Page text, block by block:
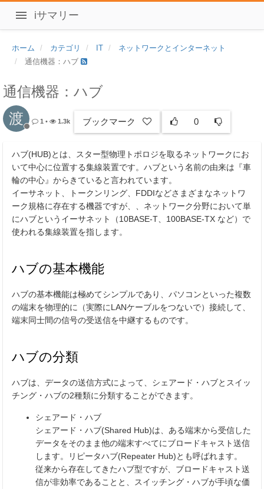
iサマリー
ホーム カテゴリ IT
ネットワークとインターネット
通信機器：ハブ
通信機器：ハブ
渡 1 • 1.3k ブックマーク 0
ハブ(HUB)とは、スター型物理トポロジを取るネットワークにお
いて中心に位置する集線装置です。ハブという名前の由来は『車
輪の中心』からきていると言われています。
イーサネット、トークンリング、FDDIなどさまざまなネットワ
ーク規格に存在する機器ですが、、ネットワーク分野において単
にハブというイーサネット（10BASE-T、100BASE-TX など）で
使われる集線装置を指します。
ハブの基本機能
ハブの基本機能は極めてシンプルであり、パソコンといった複数
の端末を物理的に（実際にLANケーブルをつないで）接続して、
端末同士間の信号の受送信を中継するものです。
ハブの分類
ハブは、データの送信方式によって、シェアード・ハブとスイッ
チング・ハブの2種類に分類することができます。
シェアード・ハブ
シェアード・ハブ(Shared Hub)は、ある端末から受信した
データをそのまま他の端末すべてにブロードキャスト送信
します。リピータハブ(Repeater Hub)とも呼ばれます。
従来から存在してきたハブ型ですが、ブロードキャスト送
信が非効率であることと、スイッチング・ハブが手頃な価